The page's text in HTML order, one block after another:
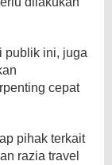
publik ini, juga
cepat
pihak terkait
razia travel